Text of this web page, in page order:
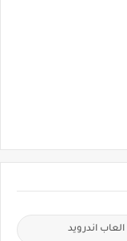
العاب اندرويد